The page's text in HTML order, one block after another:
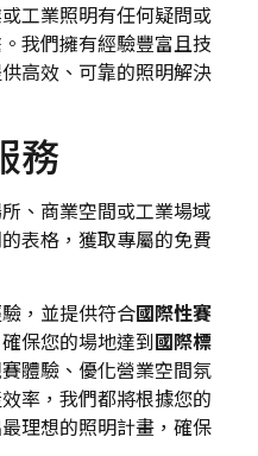
工業照明有任何疑問或
我們擁有經驗豐富且技
高效、可靠的照明解決
務
、商業空間或工業場域
表格，獲取專屬的免費
，並提供符合國際性賽
保您的場地達到國際標
體驗、優化營業空間氛
率，我們都將根據您的
理想的照明計畫，確保